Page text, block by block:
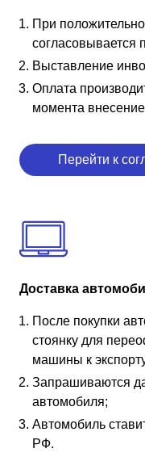
При
согласовывается
Выставление
Оплата
момента внесение
Перейти к
Доставка
После покупки
стоянку для
машины к
Запрашиваются
автомобиля;
Автомобиль
РФ.